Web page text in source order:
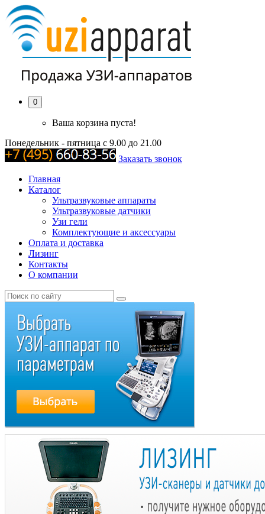
0
Ваша корзина пуста!
Понедельник - пятница с 9.00 до 21.00
Заказать звонок
Главная
Каталог
Ультразвуковые аппараты
Ультразвуковые датчики
Узи гели
Комплектующие и аксессуары
Оплата и доставка
Лизинг
Контакты
О компании